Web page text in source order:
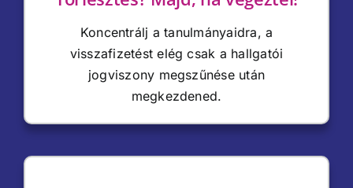
Koncentrálj a tanulmányaidra, a
visszafizetést elég csak a hallgatói
jogviszony megszűnése után
megkezdened.